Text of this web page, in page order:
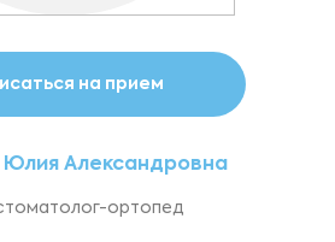
на прием
Юлия Александровна
ортопед